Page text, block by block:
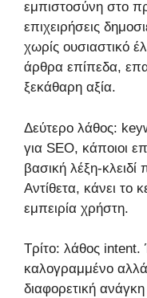
εμπιστοσύνη στο
επιχειρήσεις
χωρίς ουσιαστικό
άρθρα επίπεδα,
ξεκάθαρη αξία.
Δεύτερο λάθος:
για SEO, κάποιοι
βασική λέξη-
Αντίθετα, κάνει το
εμπειρία χρήστη.
Τρίτο: λάθος intent.
καλογραμμένο
διαφορετική